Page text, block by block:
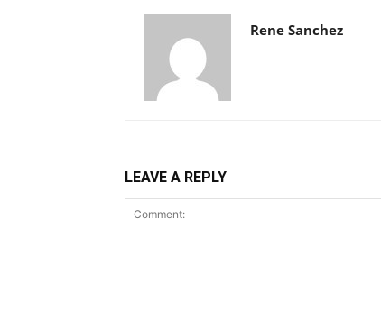
Rene Sanchez
LEAVE A REPLY